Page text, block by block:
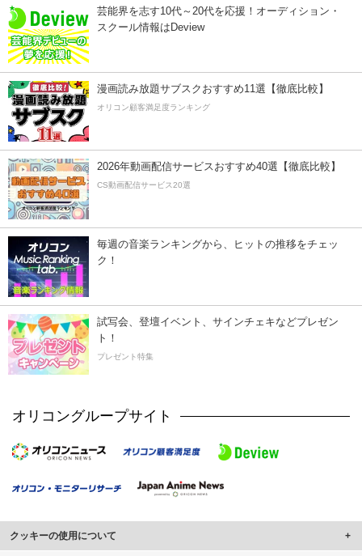
芸能界を志す10代～20代を応援！オーディション・
スクール情報はDeview
漫画読み放題サブスクおすすめ11選【徹底比較】
オリコン顧客満足度ランキング
2026年動画配信サービスおすすめ40選【徹底比較】
CS動画配信サービス20選
毎週の音楽ランキングから、ヒットの推移をチェッ
ク！
試写会、登壇イベント、サインチェキなどプレゼン
ト！
プレゼント特集
オリコングループサイト
クッキーの使用について